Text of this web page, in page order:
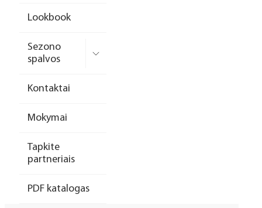
Lookbook
Sezono
spalvos
Kontaktai
Mokymai
Tapkite
partneriais
PDF katalogas